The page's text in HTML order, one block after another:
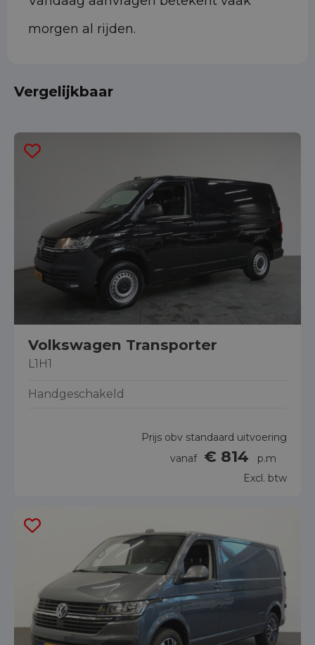
morgen al rijden.
Vergelijkbaar
Volkswagen Transporter
L1H1
Handgeschakeld
Prijs obv standaard uitvoering
vanaf € 814
p.m
Excl. btw